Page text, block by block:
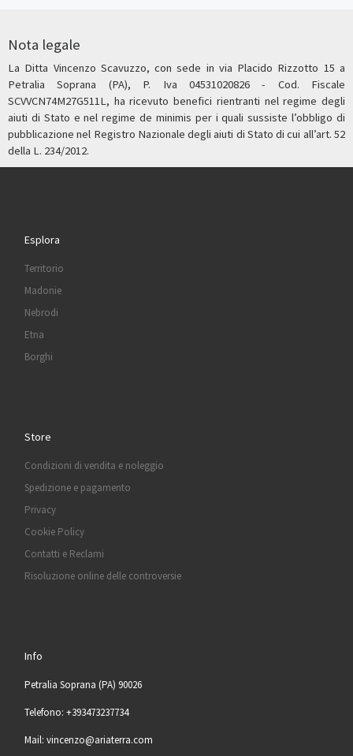
Nota legale
La Ditta Vincenzo Scavuzzo, con sede in via Placido Rizzotto 15 a
Petralia Soprana (PA), P. Iva 04531020826 - Cod. Fiscale
SCVVCN74M27G511L, ha ricevuto benefici rientranti nel regime degli
aiuti di Stato e nel regime de minimis per i quali sussiste l’obbligo di
pubblicazione nel Registro Nazionale degli aiuti di Stato di cui all’art. 52
della L. 234/2012.
Esplora
Territorio
Madonie
Nebrodi
Etna
Borghi
Store
Condizioni di vendita e noleggio
Spedizione e pagamento
Privacy
Cookie Policy
Contatti e Reclami
Risoluzione online delle controversie
Info
Petralia Soprana (PA) 90026
Telefono: +393473237734
Mail: vincenzo@ariaterra.com